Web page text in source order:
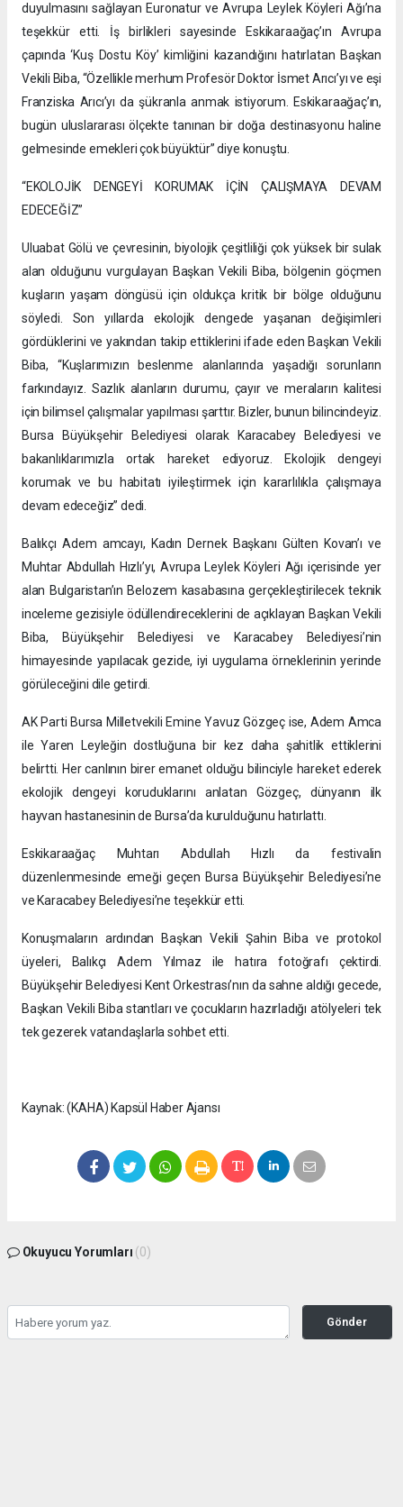
duyulmasını sağlayan Euronatur ve Avrupa Leylek Köyleri Ağı’na
teşekkür etti. İş birlikleri sayesinde Eskikaraağaç’ın Avrupa
çapında ‘Kuş Dostu Köy’ kimliğini kazandığını hatırlatan Başkan
Vekili Biba, “Özellikle merhum Profesör Doktor İsmet Arıcı’yı ve eşi
Franziska Arıcı’yı da şükranla anmak istiyorum. Eskikaraağaç’ın,
bugün uluslararası ölçekte tanınan bir doğa destinasyonu haline
gelmesinde emekleri çok büyüktür” diye konuştu.
“EKOLOJİK DENGEYİ KORUMAK İÇİN ÇALIŞMAYA DEVAM
EDECEĞİZ”
Uluabat Gölü ve çevresinin, biyolojik çeşitliliği çok yüksek bir sulak
alan olduğunu vurgulayan Başkan Vekili Biba, bölgenin göçmen
kuşların yaşam döngüsü için oldukça kritik bir bölge olduğunu
söyledi. Son yıllarda ekolojik dengede yaşanan değişimleri
gördüklerini ve yakından takip ettiklerini ifade eden Başkan Vekili
Biba, “Kuşlarımızın beslenme alanlarında yaşadığı sorunların
farkındayız. Sazlık alanların durumu, çayır ve meraların kalitesi
için bilimsel çalışmalar yapılması şarttır. Bizler, bunun bilincindeyiz.
Bursa Büyükşehir Belediyesi olarak Karacabey Belediyesi ve
bakanlıklarımızla ortak hareket ediyoruz. Ekolojik dengeyi
korumak ve bu habitatı iyileştirmek için kararlılıkla çalışmaya
devam edeceğiz” dedi.
Balıkçı Adem amcayı, Kadın Dernek Başkanı Gülten Kovan’ı ve
Muhtar Abdullah Hızlı’yı, Avrupa Leylek Köyleri Ağı içerisinde yer
alan Bulgaristan’ın Belozem kasabasına gerçekleştirilecek teknik
inceleme gezisiyle ödüllendireceklerini de açıklayan Başkan Vekili
Biba, Büyükşehir Belediyesi ve Karacabey Belediyesi’nin
himayesinde yapılacak gezide, iyi uygulama örneklerinin yerinde
görüleceğini dile getirdi.
AK Parti Bursa Milletvekili Emine Yavuz Gözgeç ise, Adem Amca
ile Yaren Leyleğin dostluğuna bir kez daha şahitlik ettiklerini
belirtti. Her canlının birer emanet olduğu bilinciyle hareket ederek
ekolojik dengeyi koruduklarını anlatan Gözgeç, dünyanın ilk
hayvan hastanesinin de Bursa’da kurulduğunu hatırlattı.
Eskikaraağaç Muhtarı Abdullah Hızlı da festivalin
düzenlenmesinde emeği geçen Bursa Büyükşehir Belediyesi’ne
ve Karacabey Belediyesi’ne teşekkür etti.
Konuşmaların ardından Başkan Vekili Şahin Biba ve protokol
üyeleri, Balıkçı Adem Yılmaz ile hatıra fotoğrafı çektirdi.
Büyükşehir Belediyesi Kent Orkestrası’nın da sahne aldığı gecede,
Başkan Vekili Biba stantları ve çocukların hazırladığı atölyeleri tek
tek gezerek vatandaşlarla sohbet etti.
Kaynak: (KAHA) Kapsül Haber Ajansı
Okuyucu Yorumları (0)
Gönder